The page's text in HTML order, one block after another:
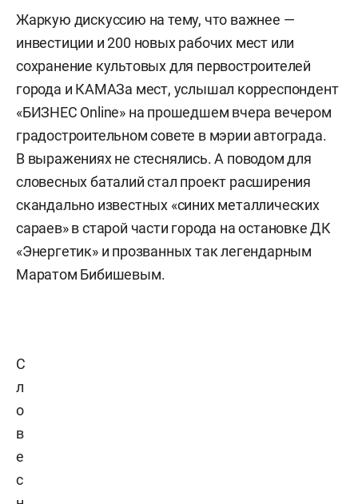
Жаркую дискуссию на тему, что важнее —
инвестиции и 200 новых рабочих мест или
сохранение культовых для первостроителей
города и КАМАЗа мест, услышал корреспондент
«БИЗНЕС Online» на прошедшем вчера вечером
градостроительном совете в мэрии автограда.
В выражениях не стеснялись. А поводом для
словесных баталий стал проект расширения
скандально известных «синих металлических
сараев» в старой части города на остановке ДК
«Энергетик» и прозванных так легендарным
Маратом Бибишевым.
С
л
о
в
е
с